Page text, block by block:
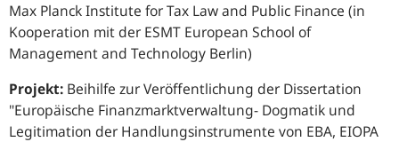
Max Planck Institute for Tax Law and Public Finance (in
Kooperation mit der ESMT European School of
Management and Technology Berlin)
Projekt: Beihilfe zur Veröffentlichung der Dissertation
"Europäische Finanzmarktverwaltung- Dogmatik und
Legitimation der Handlungsinstrumente von EBA, EIOPA